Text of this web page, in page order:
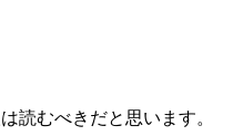
読むべきだと思います。